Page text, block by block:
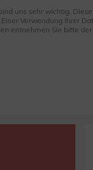
uns sehr wichtig.
Verwendung Ihrer
entnehmen Sie bitte der